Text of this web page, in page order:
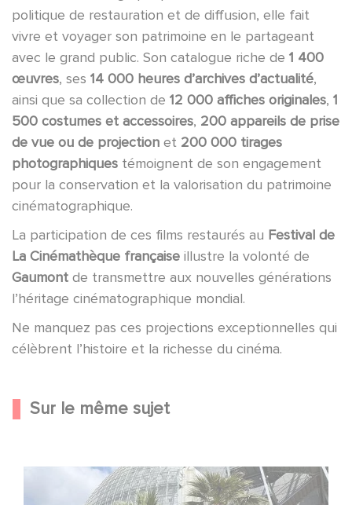
politique de restauration et de diffusion, elle fait
vivre et voyager son patrimoine en le partageant
avec le grand public. Son catalogue riche de 1 400
œuvres, ses 14 000 heures d’archives d’actualité,
ainsi que sa collection de 12 000 affiches originales, 1
500 costumes et accessoires, 200 appareils de prise
de vue ou de projection et 200 000 tirages
photographiques témoignent de son engagement
pour la conservation et la valorisation du patrimoine
cinématographique.
La participation de ces films restaurés au Festival de
La Cinémathèque française illustre la volonté de
Gaumont de transmettre aux nouvelles générations
l’héritage cinématographique mondial.
Ne manquez pas ces projections exceptionnelles qui
célèbrent l’histoire et la richesse du cinéma.
Sur le même sujet
Gaumont célèbre ses 130 ans au Musée des Oscars à
Los Angeles !